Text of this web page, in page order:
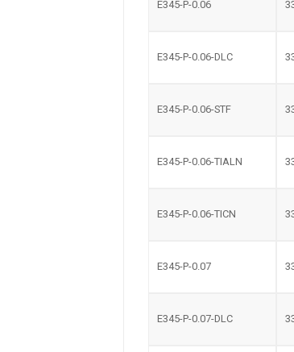
E345-P-0.06
E345-P-0.06-DLC
E345-P-0.06-STF
E345-P-0.06-TIALN
E345-P-0.06-TICN
E345-P-0.07
E345-P-0.07-DLC